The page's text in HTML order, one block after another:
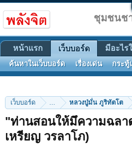
เว็บบอร์ด ... หลวงปู่มั่น ภูริทัตโต
"ท่านสอนให้มึความฉลา
เหรียญ วรลาโภ)
ชุมชนช
หน้าแรก เว็บบอร์ด
ค้นหาในเว็บบอร์ด เรื่องเด่น กระทู้
มีอะไร